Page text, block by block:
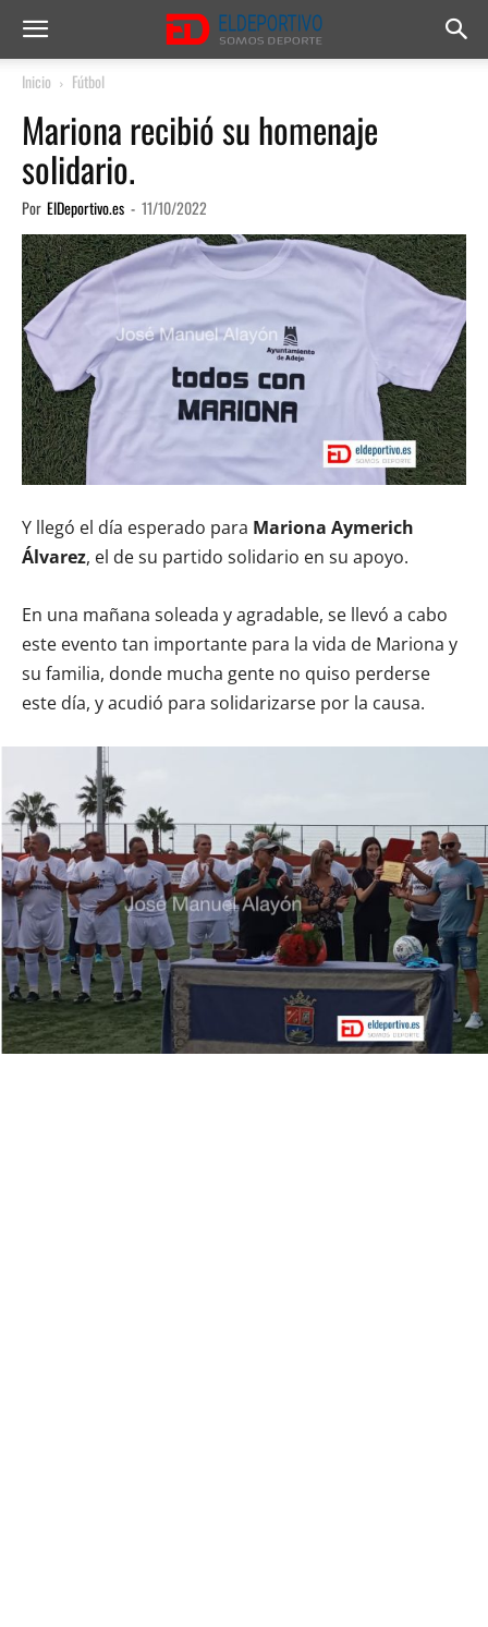
Inicio Fútbol
Mariona recibió su homenaje
solidario.
Por ElDeportivo.es - 11/10/2022
Y llegó el día esperado para Mariona Aymerich
Álvarez, el de su partido solidario en su apoyo.
En una mañana soleada y agradable, se llevó a cabo
este evento tan importante para la vida de Mariona y
su familia, donde mucha gente no quiso perderse
este día, y acudió para solidarizarse por la causa.